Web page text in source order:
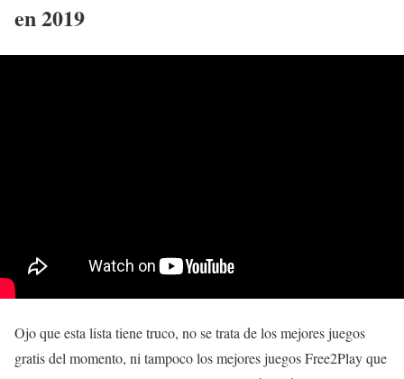
en 2019
Ojo que esta lista tiene truco, no se trata de los mejores juegos
gratis del momento, ni tampoco los mejores juegos Free2Play que